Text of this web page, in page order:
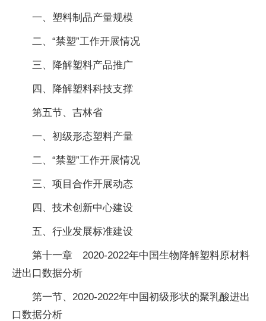
一、塑料制品产量规模
二、“禁塑”工作开展情况
三、降解塑料产品推广
四、降解塑料科技支撑
第五节、吉林省
一、初级形态塑料产量
二、“禁塑”工作开展情况
三、项目合作开展动态
四、技术创新中心建设
五、行业发展标准建设
第十一章 2020-2022年中国生物降解塑料原材料
进出口数据分析
第一节、2020-2022年中国初级形状的聚乳酸进出
口数据分析